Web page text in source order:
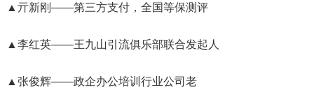
▲亓新刚——第三方支付，全国等保测评
▲李红英——王九山引流俱乐部联合发起人
▲张俊辉——政企办公培训行业公司老